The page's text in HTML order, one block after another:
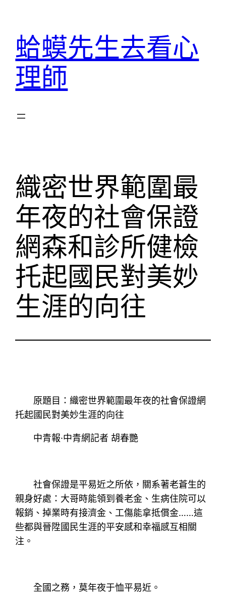
蛤蟆先生去看心
理師
織密世界範圍最
年夜的社會保證
網森和診所健檢
托起國民對美妙
生涯的向往
原題目：織密世界範圍最年夜的社會保證網
托起國民對美妙生涯的向往
中青報·中青網記者 胡春艷
社會保證是平易近之所依，關系著老蒼生的
親身好處：大哥時能領到養老金、生病住院可以
報銷、掉業時有接濟金、工傷能拿抵償金……這
些都與晉陞國民生涯的平安感和幸福感互相關
注。
全國之務，莫年夜于恤平易近。